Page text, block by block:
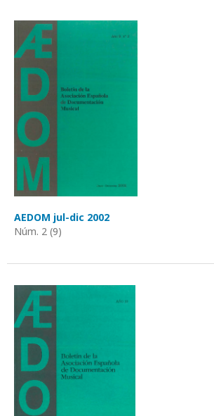
AEDOM jul-dic 2002
Núm. 2 (9)